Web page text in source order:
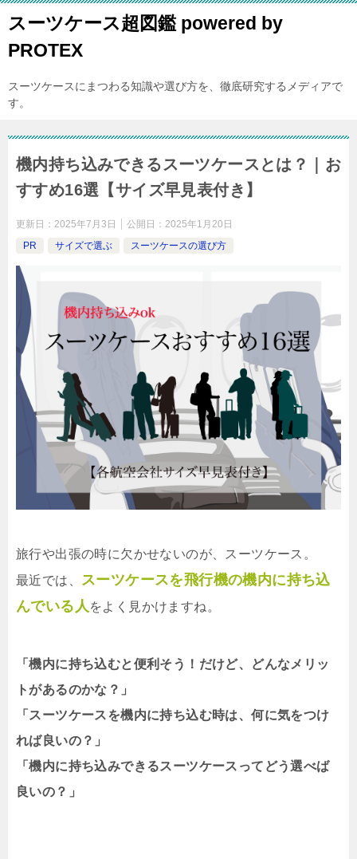
スーツケース超図鑑 powered by
PROTEX
スーツケースにまつわる知識や選び方を、徹底研究するメディアで
す。
機内持ち込みできるスーツケースとは？｜お
すすめ16選【サイズ早見表付き】
更新日： 2025年7月3日 公開日： 2025年1月20日
PR
サイズで選ぶ スーツケースの選び方
旅行や出張の時に欠かせないのが、スーツケース。
最近では、 スーツケースを飛行機の機内に持ち込
んでいる人をよく見かけますね。
「機内に持ち込むと便利そう！だけど、どんなメリッ
トがあるのかな？」
「スーツケースを機内に持ち込む時は、何に気をつけ
れば良いの？」
「機内に持ち込みできるスーツケースってどう選べば
良いの？」